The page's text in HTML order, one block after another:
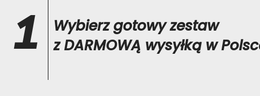
1
Wybierz gotowy zestaw
z DARMOWĄ wysyłką w